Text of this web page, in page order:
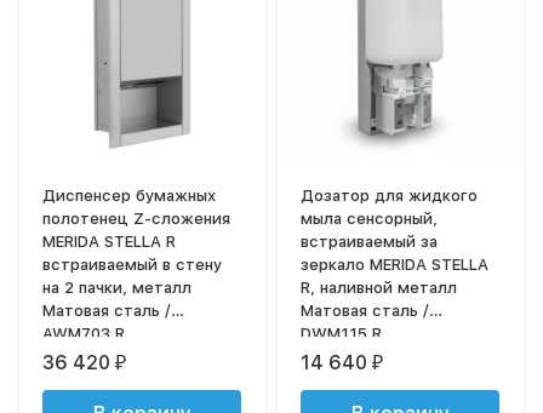
Диспенсер бумажных
полотенец Z-сложения
MERIDA STELLA R
встраиваемый в стену
на 2 пачки, металл
Матовая сталь /
AWM703.R
36 420₽
Дозатор для жидкого
мыла сенсорный,
встраиваемый за
зеркало MERIDA STELLA
R, наливной металл
Матовая сталь /
DWM115.R
14 640₽